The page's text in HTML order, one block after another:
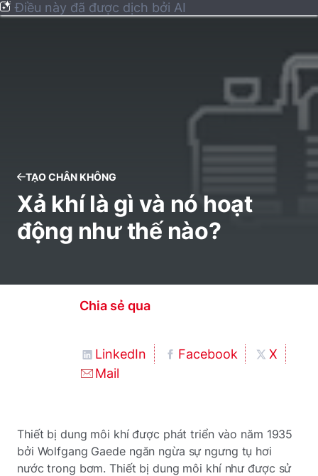
Điều này đã được dịch bởi AI
TẠO CHÂN KHÔNG
Xả khí là gì và nó hoạt
động như thế nào?
Chia sẻ qua
LinkedIn Facebook
X
Mail
Thiết bị dung môi khí được phát triển vào năm 1935
bởi Wolfgang Gaede ngăn ngừa sự ngưng tụ hơi
nước trong bơm. Thiết bị dung môi khí như được sử